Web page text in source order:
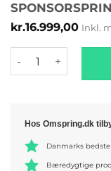
kr.16.999,00 Inkl.
Sponsorspring antal
Hos Omspring.dk
Danmarks
Bæredygtige